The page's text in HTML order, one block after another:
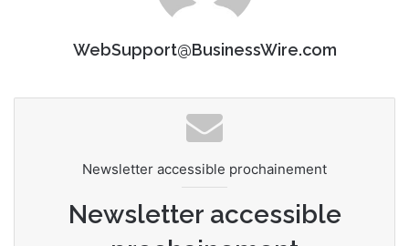
WebSupport@BusinessWire.com
Newsletter accessible prochainement
Newsletter accessible